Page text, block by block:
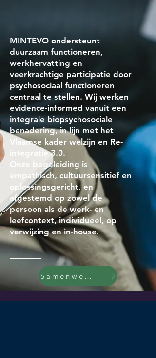
MINTEVO ondersteunt
duurzaam functioneren,
werkhervatting en
veerkrachtige participatie door
psychosociaal functioneren
centraal te stellen. Wij werken
evidence-informed vanuit een
integrale biopsychosociale
benadering, in lijn met het
Vlaamse kader welzijn en Re-
integratie 3.0.
Onze begeleiding is
empathisch, cultuursensitief en
oplossingsgericht, en
afgestemd op zowel de
persoon als de werk- en
leefcontext, individueel, op
verwijzing en in-house.
Samenwerken